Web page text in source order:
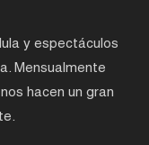
y espectáculos
Mensualmente
hacen un gran